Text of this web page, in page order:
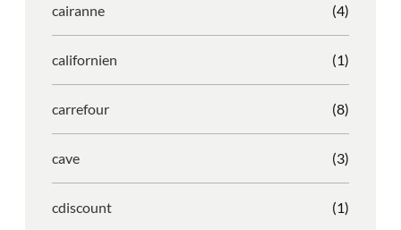
cairanne (4)
californien (1)
carrefour (8)
cave (3)
cdiscount (1)